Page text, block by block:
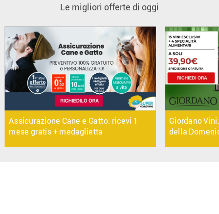
Le migliori offerte di oggi
Assicurazione Cane e Gatto: ricevi 1
mese gratis + medaglietta
Giordano
della